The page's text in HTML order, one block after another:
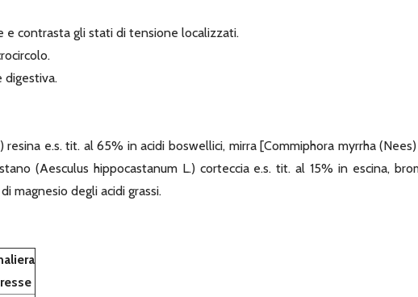
e contrasta gli stati di tensione localizzati.
digestiva.
e.s. tit. al 65% in acidi boswellici, mirra [Commiphora myrrha
(Aesculus hippocastanum L.) corteccia e.s. tit. al 15% in escina,
magnesio degli acidi grassi.